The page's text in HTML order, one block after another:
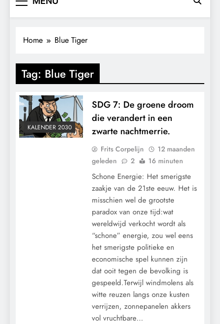
Home Blue Tiger
Tag: Blue Tiger
KALENDER 2030
SDG 7: De groene droom
die verandert in een
zwarte nachtmerrie.
Frits Corpelijn
12 maanden
geleden
2 16 minuten
Schone Energie: Het smerigste
zaakje van de 21ste eeuw. Het is
misschien wel de grootste
paradox van onze tijd:wat
wereldwijd verkocht wordt als
“schone” energie, zou wel eens
het smerigste politieke en
economische spel kunnen zijn
dat ooit tegen de bevolking is
gespeeld.Terwijl windmolens als
witte reuzen langs onze kusten
verrijzen, zonnepanelen akkers
vol vruchtbare…